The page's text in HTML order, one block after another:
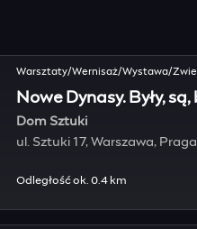
Warsztaty/Wernisaż/Wystawa/
Nowe Dynasy. Były,
Dom Sztuki
ul. Sztuki 17, Warszawa,
Odległość ok. 0.4 km